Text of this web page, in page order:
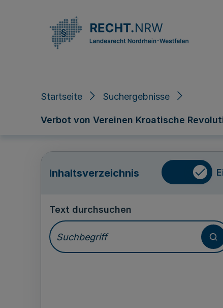
Startseite Suchergebnisse
Verbot von Vereinen Kroatische
Inhaltsverzeichnis
Text durchsuchen